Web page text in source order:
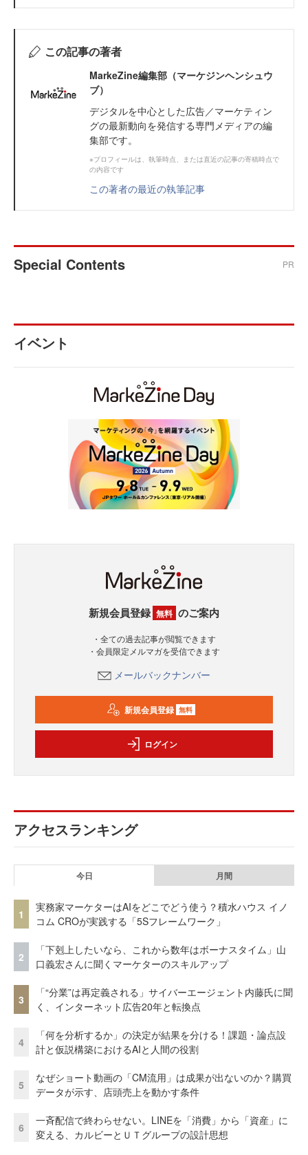
この記事の著者
MarkeZine編集部（マーケジンヘンシュウ
ブ）
デジタルを中心とした広告／マーケティン
グの最新動向を発信する専門メディアの編
集部です。
※プロフィールは、執筆時点、または直近の記事の寄稿時点で
の内容です
この著者の最近の執筆記事
Special Contents PR
イベント
新規会員登録 無料 のご案内
・全ての過去記事が閲覧できます
・会員限定メルマガを受信できます
メールバックナンバー
新規会員登録 無料
ログイン
アクセスランキング
今日 月間
1
実務家マーケターはAIをどこでどう使う？積水ハウス イノ
コム CROが実践する「5Sフレームワーク」
2
「下剋上したいなら、これから数年はボーナスタイム」山
口義宏さんに聞くマーケターのスキルアップ
3
「“分業”は再定義される」サイバーエージェント内藤氏に聞
く、インターネット広告20年と転換点
4
「何を分析するか」の決定が結果を分ける！課題・論点設
計と仮説構築におけるAIと人間の役割
5
なぜショート動画の「CM流用」は成果が出ないのか？購買
データが示す、店頭売上を動かす条件
6
一斉配信で終わらせない。LINEを「消費」から「資産」に
変える、カルビーとＵＴグループの設計思想